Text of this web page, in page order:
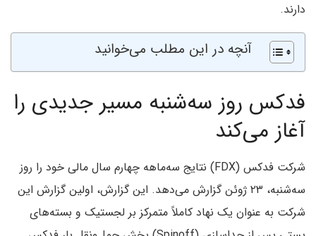
دارند.
آنچه در این مطلب می‌خوانید
فدکس روز سه‌شنبه مسیر جدیدی را
آغاز می‌کند
شرکت فدکس (FDX) نتایج سه‌ماهه چهارم سال مالی خود را روز
سه‌شنبه، ۲۳ ژوئن گزارش می‌دهد. این گزارش، اولین گزارش این
شرکت به عنوان یک نهاد کاملاً متمرکز بر لجستیک و بسته‌های